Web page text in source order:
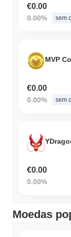
€0.00
0.00% sem
MVP
€0.00
0.00% sem
€0.00
0.00%
Moedas